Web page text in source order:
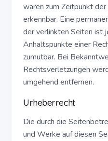
waren zum Zeitpunkt
erkennbar. Eine
der verlinkten Seiten ist
Anhaltspunkte einer
zumutbar. Bei
Rechtsverletzungen
umgehend entfernen.
Urheberrecht
Die durch die
und Werke auf diesen